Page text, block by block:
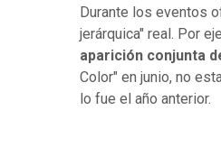
Durante los eventos
jerárquica" real. Por
aparición conjunta
Color" en junio, no
lo fue el año anterior.